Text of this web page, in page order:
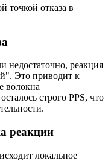
точкой отказа в
недостаточно, реакция
Это приводит к
волокна
строго PPS, что
реакции
локальное